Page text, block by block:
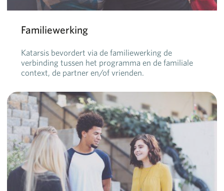
Familiewerking
Katarsis bevordert via de familiewerking de
verbinding tussen het programma en de familiale
context, de partner en/of vrienden.